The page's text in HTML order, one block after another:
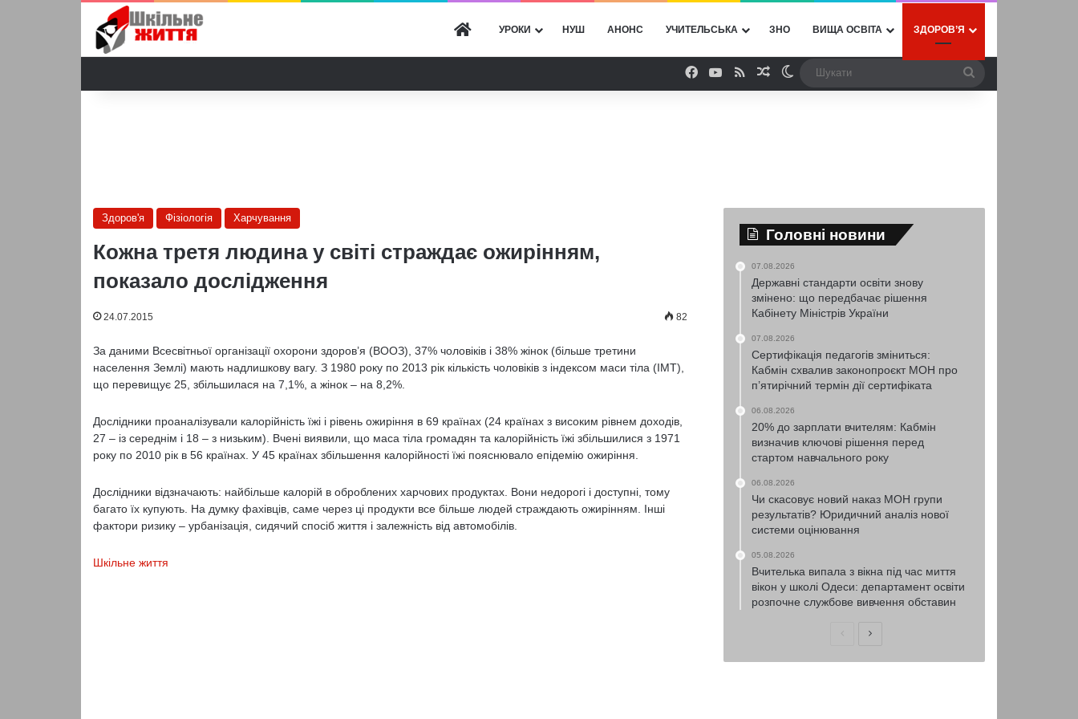
ГОЛОВНА
УРОКИ НУШ АНОНС УЧИТЕЛЬСЬКА ЗНО ВИЩА ОСВІТА ЗДОРОВ’Я
Facebook
YouTube
RSSВипадкова стаття
Switch skin
Здоров'я Фізіологія Харчування
Кожна третя людина у світі страждає ожирінням,
показало дослідження
24.07.2015 82
За даними Всесвітньої організації охорони здоров’я (ВООЗ), 37% чоловіків і 38% жінок (більше третини
населення Землі) мають надлишкову вагу. З 1980 року по 2013 рік кількість чоловіків з індексом маси тіла (ІМТ),
що перевищує 25, збільшилася на 7,1%, а жінок – на 8,2%.
Дослідники проаналізували калорійність їжі і рівень ожиріння в 69 країнах (24 країнах з високим рівнем доходів,
27 – із середнім і 18 – з низьким). Вчені виявили, що маса тіла громадян та калорійність їжі збільшилися з 1971
року по 2010 рік в 56 країнах. У 45 країнах збільшення калорійності їжі пояснювало епідемію ожиріння.
Дослідники відзначають: найбільше калорій в оброблених харчових продуктах. Вони недорогі і доступні, тому
багато їх купують. На думку фахівців, саме через ці продукти все більше людей страждають ожирінням. Інші
фактори ризику – урбанізація, сидячий спосіб життя і залежність від автомобілів.
Шкільне життя
Головні новини
07.08.2026
Державні стандарти освіти знову
змінено: що передбачає рішення
Кабінету Міністрів України
07.08.2026
Сертифікація педагогів зміниться:
Кабмін схвалив законопроєкт МОН про
п’ятирічний термін дії сертифіката
06.08.2026
20% до зарплати вчителям: Кабмін
визначив ключові рішення перед
стартом навчального року
06.08.2026
Чи скасовує новий наказ МОН групи
результатів? Юридичний аналіз нової
системи оцінювання
05.08.2026
Вчителька випала з вікна під час миття
вікон у школі Одеси: департамент освіти
розпочне службове вивчення обставин
ПопередняНаступна